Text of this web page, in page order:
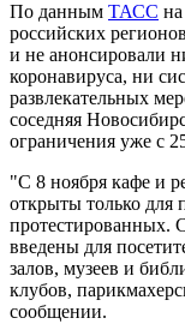
По данным ТАСС
российских
и не анонсировали
коронавируса, ни
развлекательных
соседняя
ограничения уже с
"С 8 ноября кафе и
открыты только для
протестированных.
введены для
залов, музеев и
клубов,
сообщении.